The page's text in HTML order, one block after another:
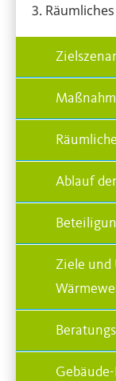
3.
Ablauf
Ziele und